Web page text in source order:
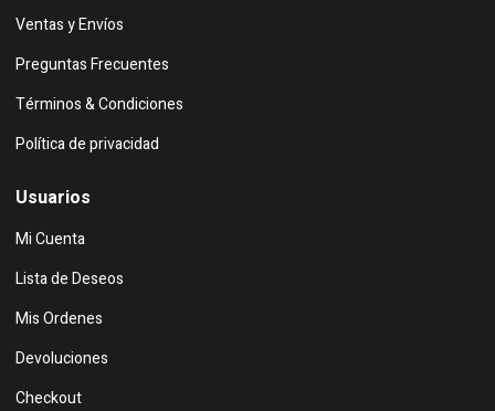
Ventas y Envíos
Preguntas Frecuentes
Términos & Condiciones
Política de privacidad
Usuarios
Mi Cuenta
Lista de Deseos
Mis Ordenes
Devoluciones
Checkout